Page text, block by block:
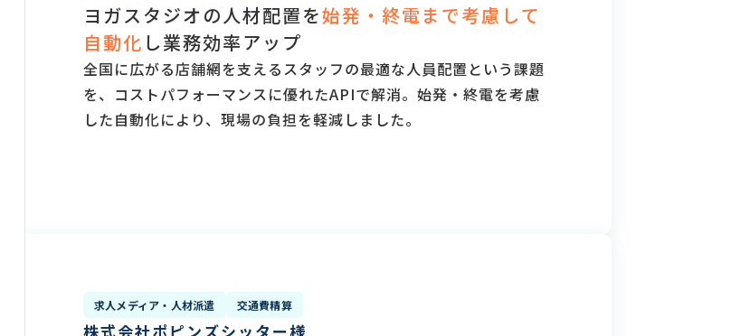
ヨガスタジオの人材配置を始発・終電まで考慮して
自動化 し業務効率アップ
全国に広がる店舗網を支えるスタッフの最適な人員配置という課題
を、コストパフォーマンスに優れたAPIで解消。始発・終電を考慮
した自動化により、現場の負担を軽減しました。
求人メディア・人材派遣 交通費精算
株式会社ポピンズシッター様